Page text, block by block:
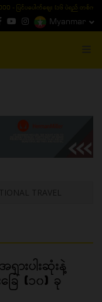
- ပြင်ပပေါက်စျေး (၁၆ ပဲရည် တစ်ကျပ်
Myanmar
TRAVEL
းပါးဆုံးနဲ့
ြေ (၁၀) ခု